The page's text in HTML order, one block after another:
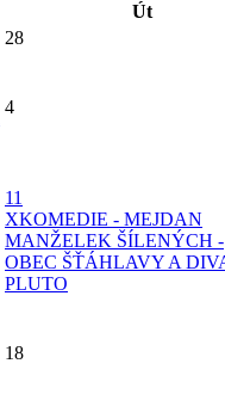
Út
28
4
11
XKOMEDIE - MEJDAN
MANŽELEK ŠÍLENÝCH -
OBEC ŠŤÁHLAVY A
PLUTO
18